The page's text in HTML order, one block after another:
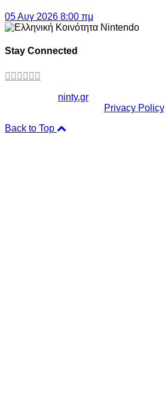
05 Αυγ 2026 8:00 πμ
Stay Connected
ninty.gr
Privacy Policy
Back to Top